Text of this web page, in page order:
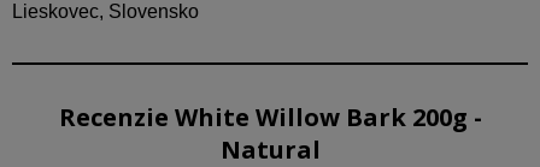
Lieskovec, Slovensko
Recenzie White Willow Bark 200g -
Natural